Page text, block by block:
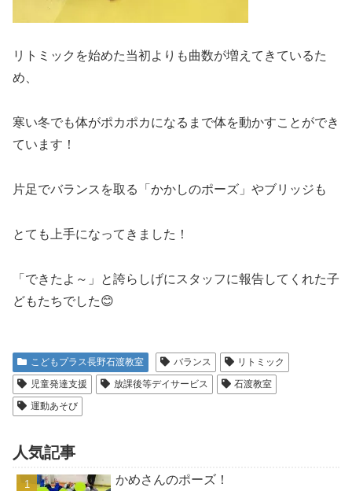
リトミックを始めた当初よりも曲数が増えてきているた
め、
寒い冬でも体がポカポカになるまで体を動かすことができ
ています！
片足でバランスを取る「かかしのポーズ」やブリッジも
とても上手になってきました！
「できたよ～」と誇らしげにスタッフに報告してくれた子
どもたちでした😊
こどもプラス長野石渡教室 バランス
リトミック
児童発達支援
放課後等デイサービス
石渡教室
運動あそび
人気記事
かめさんのポーズ！